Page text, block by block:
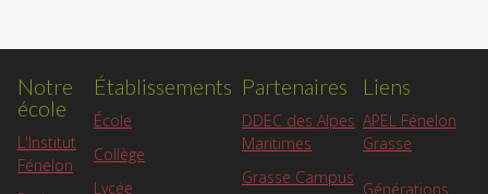
Notre
école
L'Institut
Fénelon
Établissements
École
Collège
Lycée
Partenaires
DDEC des Alpes
Maritimes
Grasse Campus
Liens
APEL Fénelon
Grasse
Générations